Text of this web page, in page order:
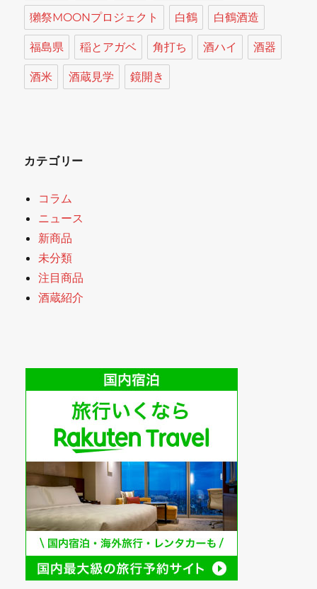
獺祭MOONプロジェクト 白鶴 白鶴酒造
福島県 稲とアガベ 角打ち 酒ハイ 酒器
酒米 酒蔵見学 鏡開き
カテゴリー
コラム
ニュース
新商品
未分類
注目商品
酒蔵紹介